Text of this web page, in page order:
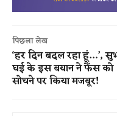
पिछला लेख
‘हर दिन बदल रहा हूं…’,
घई के इस बयान ने फैंस को
सोचने पर किया मजबूर!